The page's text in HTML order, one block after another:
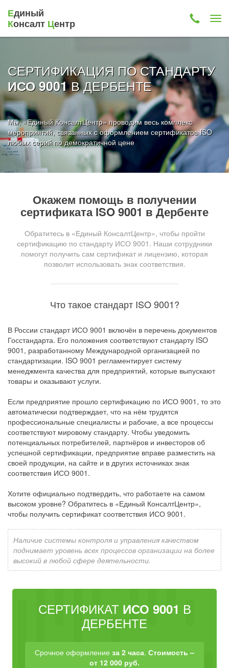
Единый
Консалт Центр
СЕРТИФИКАЦИЯ ПО СТАНДАРТУ
ИСО 9001В ДЕРБЕНТЕ
Мы, «Единый КонсалтЦентр» проводим весь комплекс
мероприятий, связанных с оформлением сертификатов ISO
любых серий по демократичной цене
Окажем помощь в получении
сертификата ISO 9001 в Дербенте
Обратитесь в «Единый КонсалтЦентр», чтобы пройти
сертификацию по стандарту ИСО 9001. Наши сотрудники
помогут получить сам сертификат и лицензию, которая
позволит использовать знак соответствия.
Что такое стандарт ISO 9001?
В России стандарт ИСО 9001 включён в перечень документов
Госстандарта. Его положения соответствуют стандарту ISO
9001, разработанному Международной организацией по
стандартизации. ISO 9001 регламентирует систему
менеджмента качества для предприятий, которые выпускают
товары и оказывают услуги.
Если предприятие прошло сертификацию по ИСО 9001, то это
автоматически подтверждает, что на нём трудятся
профессиональные специалисты и рабочие, а все процессы
соответствуют мировому стандарту. Чтобы уведомить
потенциальных потребителей, партнёров и инвесторов об
успешной сертификации, предприятие вправе разместить на
своей продукции, на сайте и в других источниках знак
соответствия ИСО 9001.
Хотите официально подтвердить, что работаете на самом
высоком уровне? Обратитесь в «Единый КонсалтЦентр»,
чтобы получить сертификат соответствия ИСО 9001.
Наличие системы контроля и управления качеством
поднимает уровень всех процессов организации на более
высокий в любой сфере деятельности.
СЕРТИФИКАТ ИСО 9001 В
ДЕРБЕНТЕ
Срочное оформление за 2 часа. Стоимость –
от 12 000 руб.